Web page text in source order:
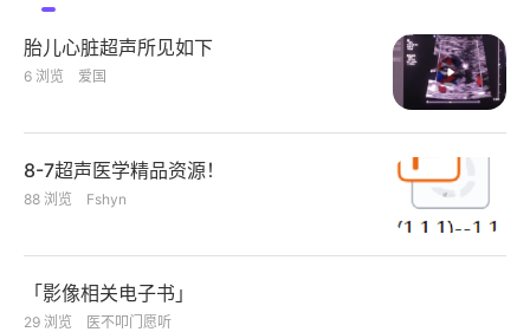
胎儿心脏超声所见如下
6 浏览 爱国
8-7超声医学精品资源！
88 浏览 Fshyn
「影像相关电子书」
29 浏览 医不叩门愿听